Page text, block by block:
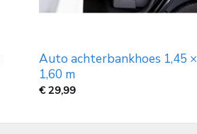
Auto achterbankhoes 1,45 ×
1,60 m
€ 29,99